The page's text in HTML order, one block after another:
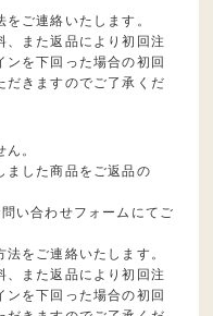
ご連絡いたします。
、また返品により初回注
ンを下回った場合の初回
だきますのでご了承くだ
。
ました商品をご返品の
い合わせフォームにてご
をご連絡いたします。
、また返品により初回注
ンを下回った場合の初回